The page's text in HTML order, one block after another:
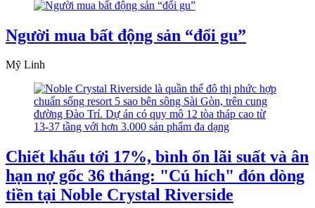
Người mua bất động sản “đổi gu”
Mỹ Linh
Chiết khấu tới 17%, bình ổn lãi suất và ân
hạn nợ gốc 36 tháng: "Cú hích" đón dòng
tiền tại Noble Crystal Riverside